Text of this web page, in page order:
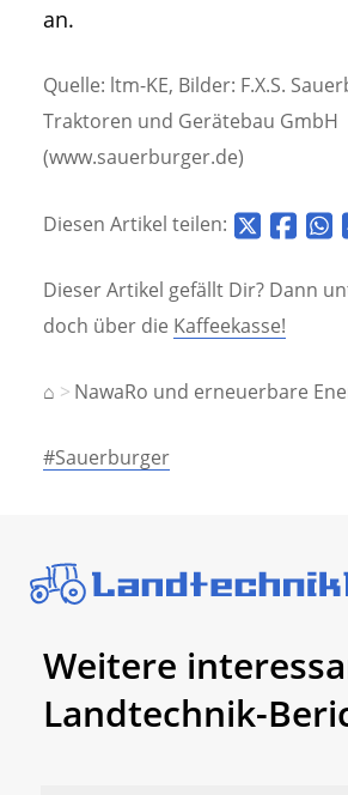
an.
Quelle: ltm-KE, Bilder: F.X.S.
Traktoren und Gerätebau GmbH
(www.sauerburger.de)
Diesen Artikel teilen:
Dieser Artikel gefällt Dir? Dann
doch über die Kaffeekasse!
⌂ NawaRo und erneuerbare
#Sauerburger
Weitere
Landtechnik-